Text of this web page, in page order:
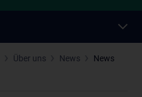
Über uns News News